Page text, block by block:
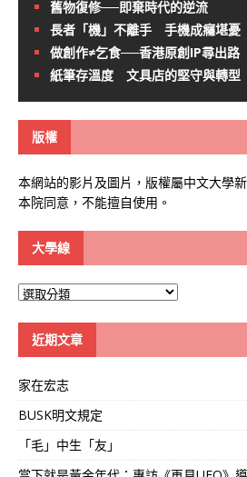
舊物復修──即棄時代的逆流
長者「機」不離手 手機成癮堪憂
做創作≠乞食──香港原創IP尋出路
紙筆存溫度 文具店的堅守與轉型
版權
本網站的影片及圖片，版權屬中文大學
本院同意，不能擅自使用。
大學線
大
近期文章
家在宏志
BUSK明文規定
「毛」中生「友」